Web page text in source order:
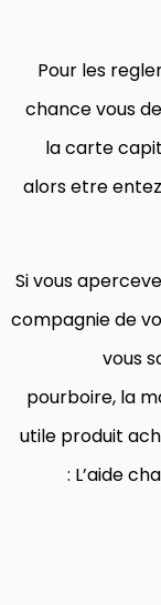
Pour les
chance vous
la carte
alors etre
Si vous
compagnie de
vous
pourboire, la
utile produit
L’aide